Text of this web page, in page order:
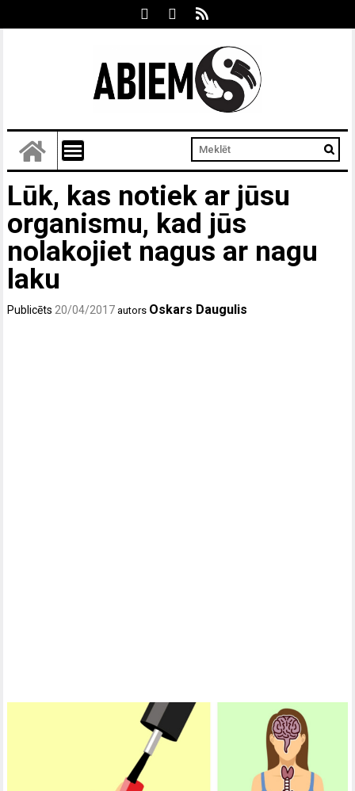
Lūk, kas notiek ar jūsu
organismu, kad jūs
nolakojiet nagus ar nagu
laku
Publicēts 20/04/2017 autors Oskars Daugulis